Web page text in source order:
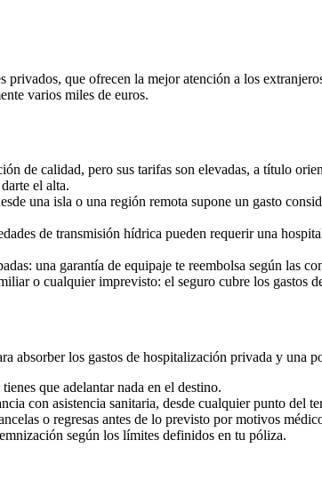
que ofrecen la mejor atención a los
varios miles de euros.
de calidad, pero sus tarifas son elevadas, a título
el alta.
una isla o una región remota supone un gasto
de transmisión hídrica pueden requerir una
una garantía de equipaje te reembolsa según las
o cualquier imprevisto: el seguro cubre los gastos
absorber los gastos de hospitalización privada y una
que adelantar nada en el destino.
con asistencia sanitaria, desde cualquier punto del
o regresas antes de lo previsto por motivos
según los límites definidos en tu póliza.